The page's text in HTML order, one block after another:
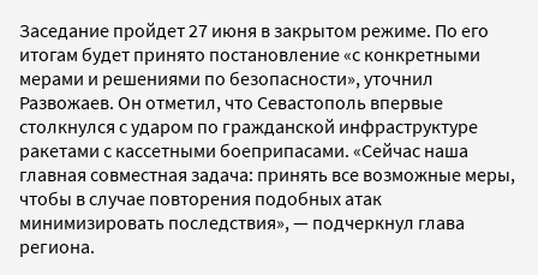
Заседание пройдет 27 июня в закрытом режиме. По его
итогам будет принято постановление «с конкретными
мерами и решениями по безопасности», уточнил
Развожаев. Он отметил, что Севастополь впервые
столкнулся с ударом по гражданской инфраструктуре
ракетами с кассетными боеприпасами. «Сейчас наша
главная совместная задача: принять все возможные меры,
чтобы в случае повторения подобных атак
минимизировать последствия», — подчеркнул глава
региона.